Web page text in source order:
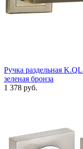
Ручка раздельная
зеленая бронза
1 378 руб.